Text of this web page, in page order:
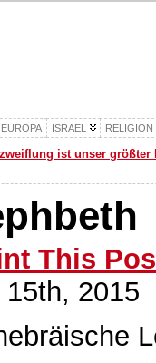
EUROPA ISRAEL RELIGION
ist unser größter
This
2015